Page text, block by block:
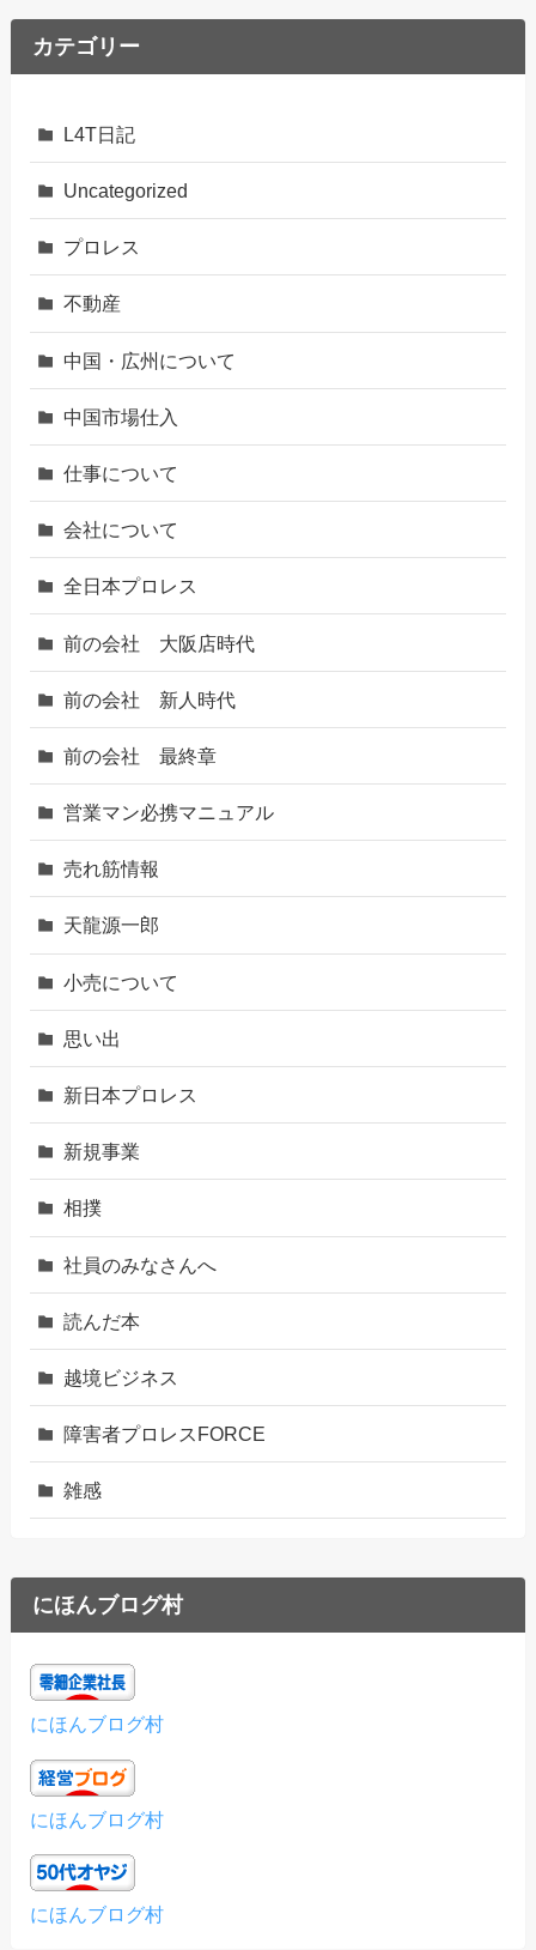
カテゴリー
L4T日記
Uncategorized
プロレス
不動産
中国・広州について
中国市場仕入
仕事について
会社について
全日本プロレス
前の会社 大阪店時代
前の会社 新人時代
前の会社 最終章
営業マン必携マニュアル
売れ筋情報
天龍源一郎
小売について
思い出
新日本プロレス
新規事業
相撲
社員のみなさんへ
読んだ本
越境ビジネス
障害者プロレスFORCE
雑感
にほんブログ村
にほんブログ村
にほんブログ村
にほんブログ村